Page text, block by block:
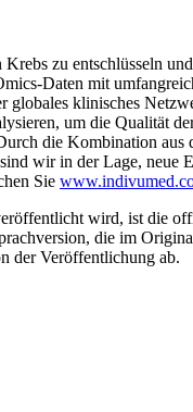
zu entschlüsseln
Daten mit
globales klinisches
um die Qualität
die Kombination aus
wir in der Lage, neue
Sie
wird, ist die
die im
der Veröffentlichung ab.